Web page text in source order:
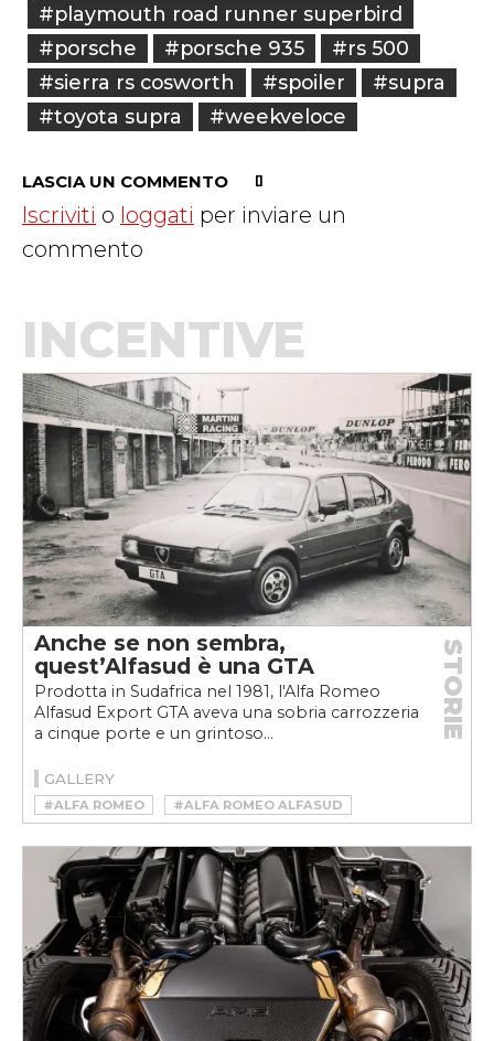
#playmouth road runner superbird
#porsche
#porsche 935
#rs 500
#sierra rs cosworth
#spoiler
#supra
#toyota supra
#weekveloce
LASCIA UN COMMENTO
Iscriviti o loggati per inviare un
commento
INCENTIVE
Anche se non sembra,
quest’Alfasud è una GTA
Prodotta in Sudafrica nel 1981, l'Alfa Romeo
Alfasud Export GTA aveva una sobria carrozzeria
a cinque porte e un grintoso...
STORIE
GALLERY
#ALFA ROMEO
#ALFA ROMEO ALFASUD
#ALFA ROMEO ALFASUD GTA